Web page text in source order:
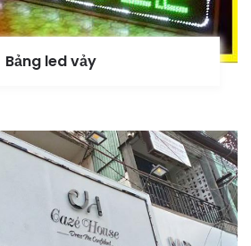
Bảng led vảy